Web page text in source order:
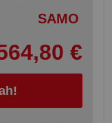
SAMO
€